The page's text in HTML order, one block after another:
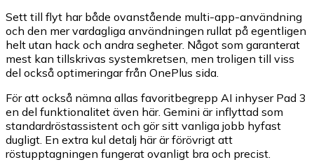
Sett till flyt har både ovanstående multi-app-användning
och den mer vardagliga användningen rullat på egentligen
helt utan hack och andra segheter. Något som garanterat
mest kan tillskrivas systemkretsen, men troligen till viss
del också optimeringar från OnePlus sida.
För att också nämna allas favoritbegrepp AI inhyser Pad 3
en del funktionalitet även här. Gemini är inflyttad som
standardröstassistent och gör sitt vanliga jobb hyfast
dugligt. En extra kul detalj här är förövrigt att
röstupptagningen fungerat ovanligt bra och precist.